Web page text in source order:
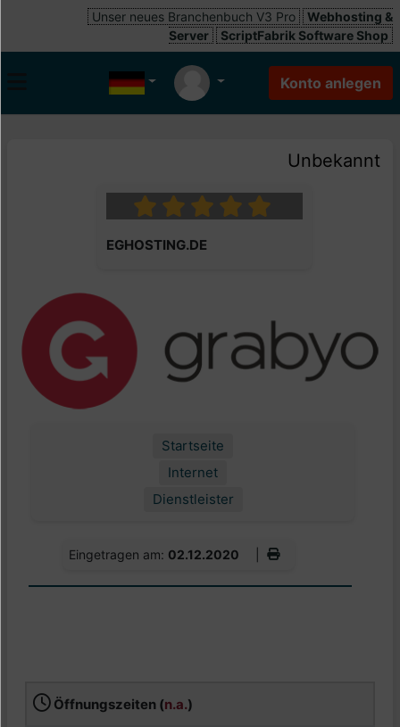
Unser neues Branchenbuch V3 Pro
Webhosting &
Server
ScriptFabrik Software Shop
Unbekannt
EGHOSTING.DE
Startseite
Internet
Dienstleister
Eingetragen am: 02.12.2020
Öffnungszeiten (n.a.)